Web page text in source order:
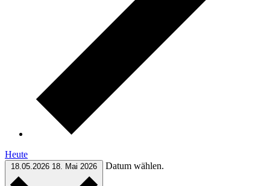
Heute
18.05.2026 18. Mai 2026 Datum wählen.